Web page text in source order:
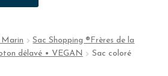
Sac Shopping ®Frères de la
délavé • VEGAN
Sac coloré